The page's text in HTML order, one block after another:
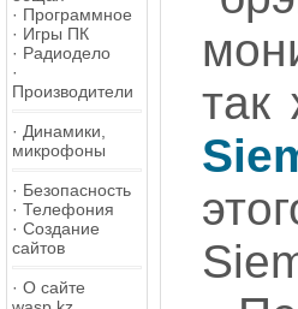
· Программное
· Игры ПК
· Радиодело
·
Производители
· Динамики,
микрофоны
· Безопасность
· Телефония
· Создание
сайтов
· О сайте
так